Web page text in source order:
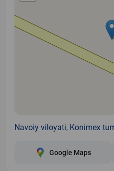
Navoiy viloyati, Konimex
Google Maps